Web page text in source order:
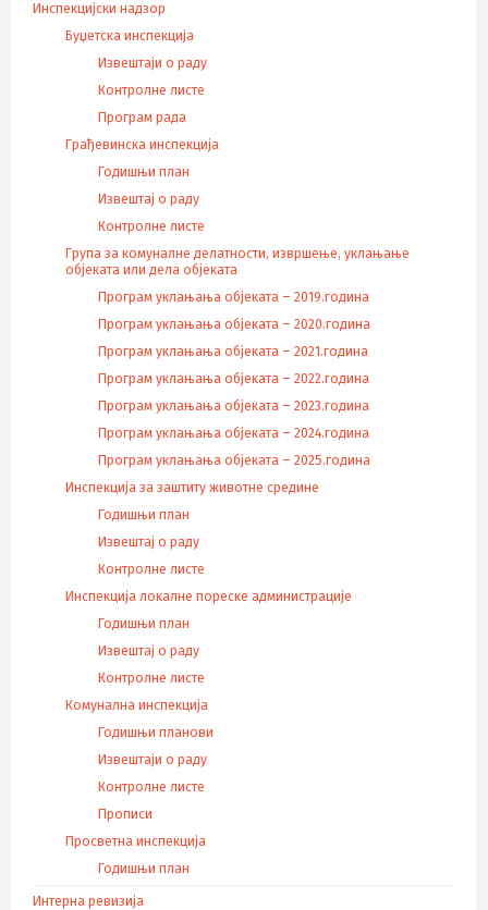
Инспекцијски надзор
Буџетска инспекција
Извештаји о раду
Контролне листе
Програм рада
Грађевинска инспекција
Годишњи план
Извештај о раду
Контролне листе
Група за комуналне делатности, извршење, уклањање
објеката или дела објеката
Програм уклањања објеката – 2019.година
Програм уклањања објеката – 2020.година
Програм уклањања објеката – 2021.година
Програм уклањања објеката – 2022.година
Програм уклањања објеката – 2023.година
Програм уклањања објеката – 2024.година
Програм уклањања објеката – 2025.година
Инспекција за заштиту животне средине
Годишњи план
Извештај о раду
Контролне листе
Инспекција локалне пореске администрације
Годишњи план
Извештај о раду
Контролне листе
Комунална инспекција
Годишњи планови
Извештаји о раду
Контролне листе
Прописи
Просветна инспекција
Годишњи план
Интерна ревизија